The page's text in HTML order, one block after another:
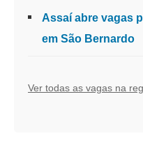
Assaí abre vagas
em São Bernardo
Ver todas as vagas na